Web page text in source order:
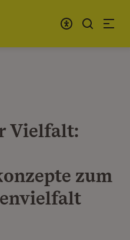
Vielfalt:
zum